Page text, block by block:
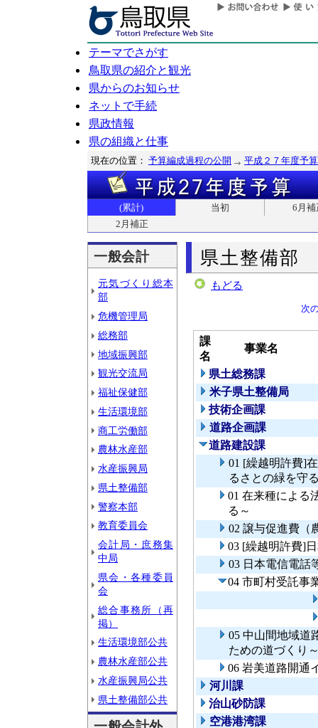
テーマでさがす
鳥取県の紹介と観光
県からのお知らせ
ネットで手続
県政情報
県の組織と仕事
現在の位置： 予算編成過程の公開 平成２７年度予算
(累計) 当初
6月補
2月補正
一般会計
元気づくり総本
部
危機管理局
総務部
地域振興部
観光交流局
福祉保健部
生活環境部
商工労働部
農林水産部
水産振興局
県土整備部
警察本部
教育委員会
会計局・庶務集
中局
県会・各種委員
会
総合事務所（再
掲）
生活環境部公共
農林水産部公共
水産振興局公共
県土整備部公共
県土整備部
もどる
次
課
名
事業名
県土総務課
米子県土整備局
技術企画課
道路企画課
道路建設課
01 [繰越明許費]
るさとの緑を守
01 在来種による
る～
02 譲与促進費（
03 [繰越明許費]
03 日本電信電話
04 市町村受託事
05 中山間地域道
ための道づくり
06 岩美道路開通
河川課
治山砂防課
空港港湾課